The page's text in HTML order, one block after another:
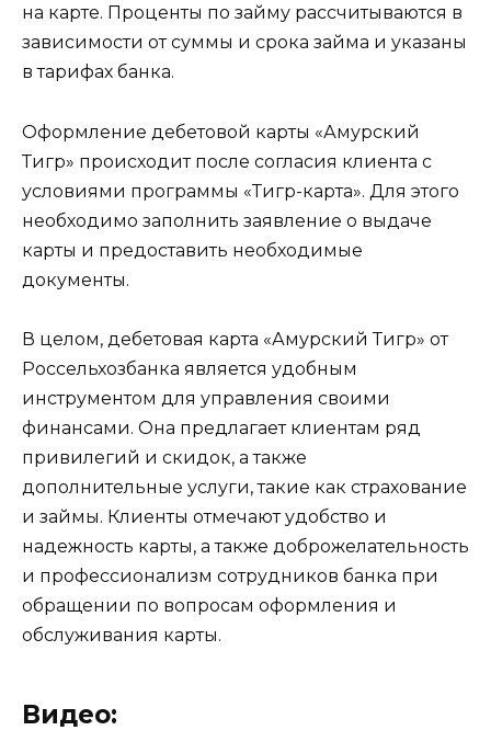
на карте. Проценты по займу рассчитываются в
зависимости от суммы и срока займа и указаны
в тарифах банка.
Оформление дебетовой карты «Амурский
Тигр» происходит после согласия клиента с
условиями программы «Тигр-карта». Для этого
необходимо заполнить заявление о выдаче
карты и предоставить необходимые
документы.
В целом, дебетовая карта «Амурский Тигр» от
Россельхозбанка является удобным
инструментом для управления своими
финансами. Она предлагает клиентам ряд
привилегий и скидок, а также
дополнительные услуги, такие как страхование
и займы. Клиенты отмечают удобство и
надежность карты, а также доброжелательность
и профессионализм сотрудников банка при
обращении по вопросам оформления и
обслуживания карты.
Видео: